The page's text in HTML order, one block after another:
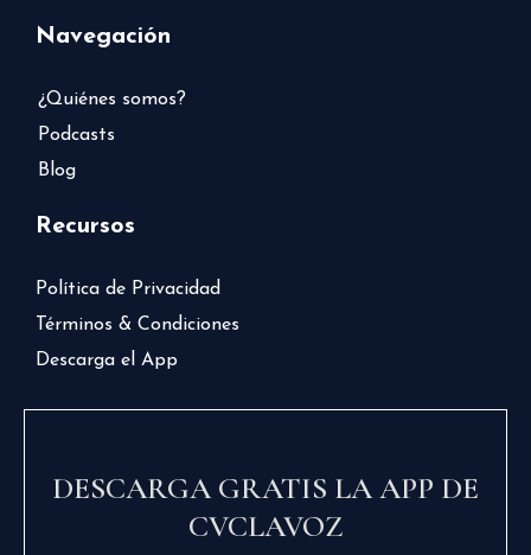
Navegación
¿Quiénes somos?
Podcasts
Blog
Recursos
Política de Privacidad
Términos & Condiciones
Descarga el App
DESCARGA GRATIS LA APP DE
CVCLAVOZ